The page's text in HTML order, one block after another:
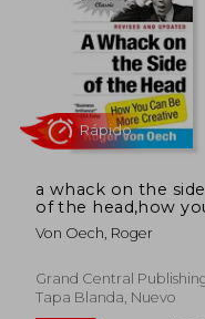
a whack on the side
of the head,how
can be more
(en Inglés)
Von Oech, Roger
Grand Central
Tapa Blanda, Nuevo